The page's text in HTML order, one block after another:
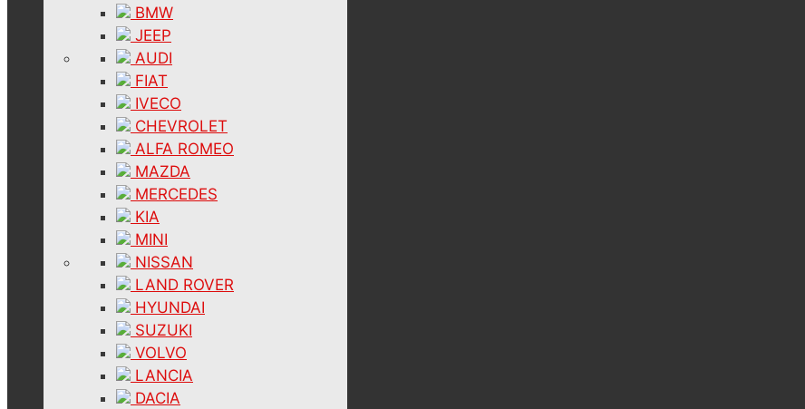
BMW
JEEP
AUDI
FIAT
IVECO
CHEVROLET
ALFA ROMEO
MAZDA
MERCEDES
KIA
MINI
NISSAN
LAND ROVER
HYUNDAI
SUZUKI
VOLVO
LANCIA
DACIA